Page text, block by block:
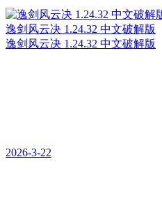
逸剑风云决 1.24.32 中文破解版
逸剑风云决 1.24.32 中文破解版
2026-3-22